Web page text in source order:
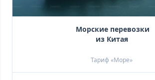
Морские перевозки
из Китая
Тариф «Море»